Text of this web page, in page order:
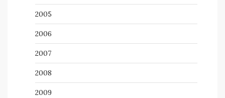
2005
2006
2007
2008
2009